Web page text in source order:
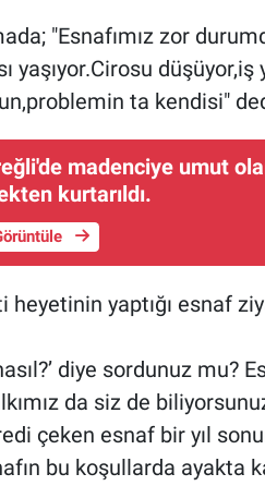
"Esnafımız zor
yaşıyor.Cirosu
ta kendisi"
madenciye umut
kurtarıldı.
yaptığı esnaf
diye sordunuz mu?
da siz de
çeken esnaf bir yıl
bu koşullarda ayakta